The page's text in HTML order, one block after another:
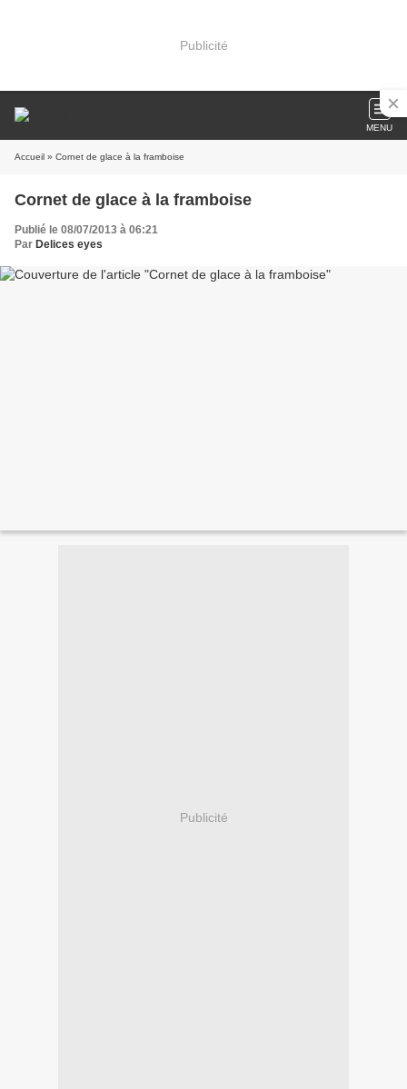
Publicité
MENU
Accueil » Cornet de glace à la framboise
Cornet de glace à la framboise
Publié le 08/07/2013 à 06:21
Par Delices eyes
Publicité